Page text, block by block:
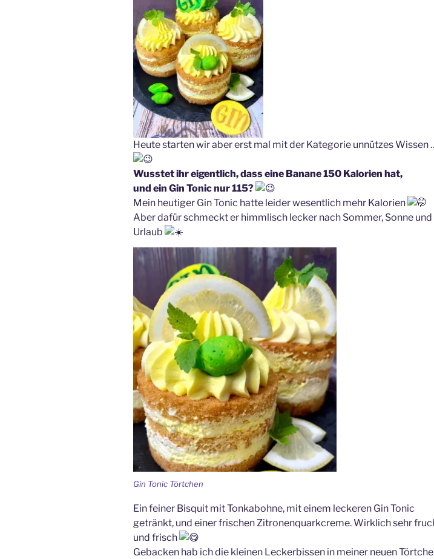
Heute starten wir aber erst mal mit der Kategorie unnützes Wissen
Wusstet ihr eigentlich, dass eine Banane 150 Kalorien hat,
und ein Gin Tonic nur 115?
Mein heutiger Gin Tonic hatte leider wesentlich mehr Kalorien
Aber dafür schmeckt er himmlisch lecker nach Sommer, Sonne und
Urlaub
Gin Tonic Törtchen
Ein feiner Bisquit mit Tonkabohne, mit einem leckeren Gin Tonic
getränkt, und einer frischen Zitronenquarkcreme. Wirklich sehr
und frisch
Gebacken hab ich die kleinen Leckerbissen in meiner neuen